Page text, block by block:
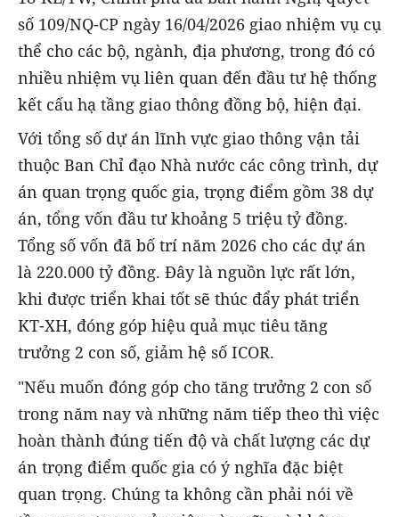
số 109/NQ-CP ngày 16/04/2026 giao nhiệm vụ cụ
thể cho các bộ, ngành, địa phương, trong đó có
nhiều nhiệm vụ liên quan đến đầu tư hệ thống
kết cấu hạ tầng giao thông đồng bộ, hiện đại.
Với tổng số dự án lĩnh vực giao thông vận tải
thuộc Ban Chỉ đạo Nhà nước các công trình, dự
án quan trọng quốc gia, trọng điểm gồm 38 dự
án, tổng vốn đầu tư khoảng 5 triệu tỷ đồng.
Tổng số vốn đã bố trí năm 2026 cho các dự án
là 220.000 tỷ đồng. Đây là nguồn lực rất lớn,
khi được triển khai tốt sẽ thúc đẩy phát triển
KT-XH, đóng góp hiệu quả mục tiêu tăng
trưởng 2 con số, giảm hệ số ICOR.
"Nếu muốn đóng góp cho tăng trưởng 2 con số
trong năm nay và những năm tiếp theo thì việc
hoàn thành đúng tiến độ và chất lượng các dự
án trọng điểm quốc gia có ý nghĩa đặc biệt
quan trọng. Chúng ta không cần phải nói về